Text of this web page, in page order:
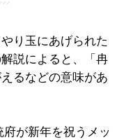
り玉にあげられた
説によると、「冉
るなどの意味があ
が新年を祝うメッ